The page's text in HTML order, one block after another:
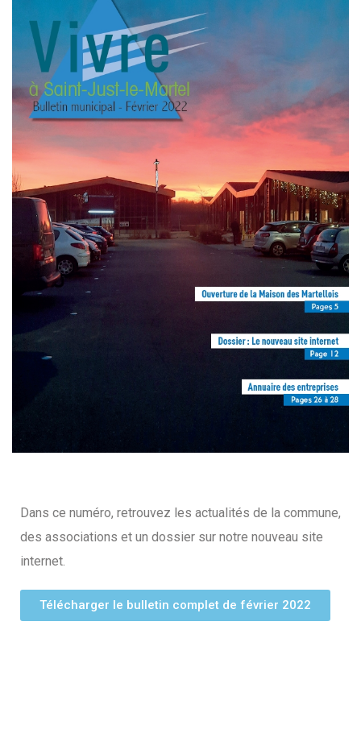
Dans ce numéro, retrouvez les actualités de la commune,
des associations et un dossier sur notre nouveau site
internet.
Télécharger le bulletin complet de février 2022